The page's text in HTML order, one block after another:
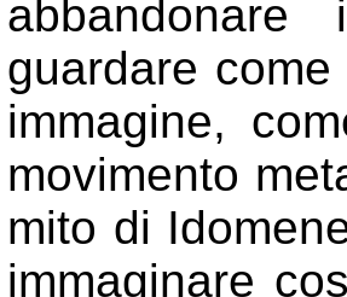
guardare
immagine,
movimento
mito di
immaginare